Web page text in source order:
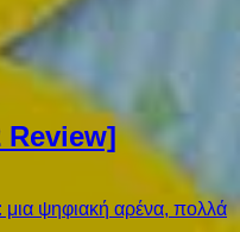
Review]